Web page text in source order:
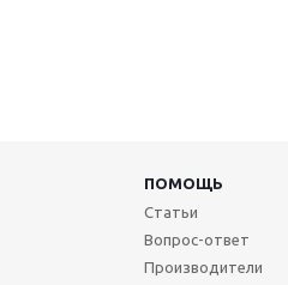
ПОМОЩЬ
Статьи
Вопрос-ответ
Производители